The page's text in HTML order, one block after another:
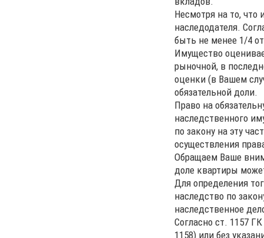
Несмотря на то, что
наследодателя.
быть не менее 1/4
Имущество
рыночной, в
оценки (в Вашем
обязательной доли.
Право на
наследственного
по закону на эту
осуществления
Обращаем Ваше
доле квартиры
Для определения
наследство по
наследственное
Согласно ст. 1157
1158) или без